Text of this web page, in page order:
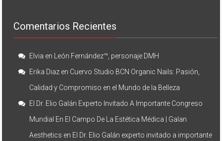
Comentarios Recientes
Elvia en León Fernández™, personaje DMH
Erika Diaz en Cuervo Studio BCN Organic Nails: Pasión,
Calidad y Compromiso en el Mundo de la Belleza
El Dr. Elio Galán Experto Invitado A Importante Congreso
Mundial En El Campo De La Estética Médica | Galan
Aesthetics en El Dr. Elio Galán experto invitado a importante